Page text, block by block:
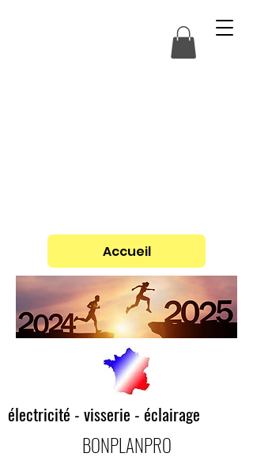
Accueil
BONPLANPRO
électricité - visserie - éclairage